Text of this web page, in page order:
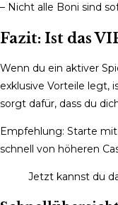
– Nicht alle Boni sind
Fazit: Ist das
Wenn du ein aktiver
exklusive Vorteile legt,
sorgt dafür, dass du
Empfehlung: Starte
schnell von höheren
Jetzt kannst du